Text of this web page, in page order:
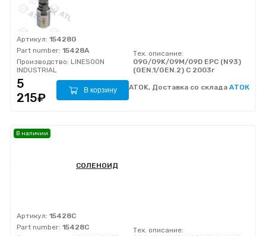
Артикул: 15428G
Part number: 15428A
Производство: LINESOON
INDUSTRIAL
Тех. описание:
09G/09K/09M/09D EPC (N93)
(GEN.1/GEN.2) C 2003г
5
215₽
В корзину ATOK, Доставка со склада АТОК
СОЛЕНОИД
Артикул: 15428C
Part number: 15428C
Тех. описание:
В наличии